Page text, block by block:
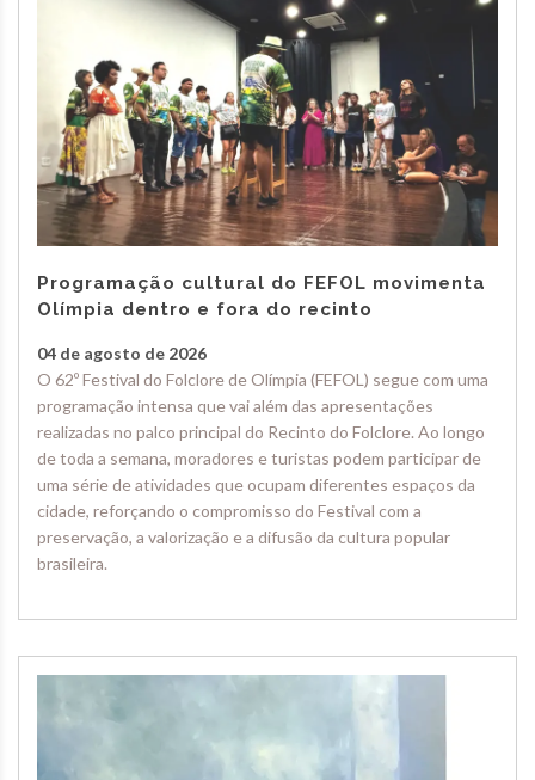
Programação cultural do FEFOL movimenta
Olímpia dentro e fora do recinto
04 de agosto de 2026
O 62º Festival do Folclore de Olímpia (FEFOL) segue com uma
programação intensa que vai além das apresentações
realizadas no palco principal do Recinto do Folclore. Ao longo
de toda a semana, moradores e turistas podem participar de
uma série de atividades que ocupam diferentes espaços da
cidade, reforçando o compromisso do Festival com a
preservação, a valorização e a difusão da cultura popular
brasileira.